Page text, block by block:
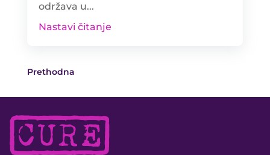
održava u...
Nastavi čitanje
Prethodna